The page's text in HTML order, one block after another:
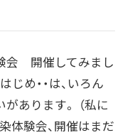
会 開催してみまし
じめ・・は、いろん
あります。 （私に
体験会、開催はまだ